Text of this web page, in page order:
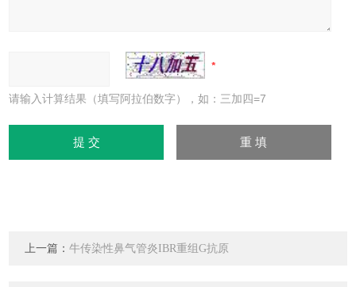
请输入计算结果（填写阿拉伯数字），如：三加四=7
上一篇：牛传染性鼻气管炎IBR重组G抗原